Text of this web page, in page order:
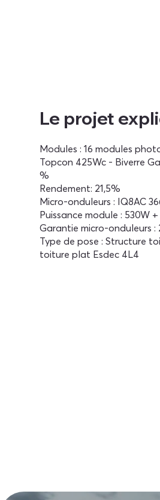
Le projet
Modules : 16 modules
Topcon 425Wc - Biverre
%
Rendement: 21,5%
Micro-onduleurs : IQ8AC
Puissance module : 530W +
Garantie micro-onduleurs :
Type de pose : Structure
toiture plat Esdec 4L4